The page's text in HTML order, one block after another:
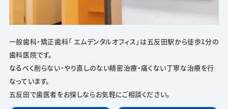
一般歯科・矯正歯科「 エムデンタルオフィス」は五反田駅から徒歩1分の
歯科医院です。
なるべく削らない・やり直しのない精密治療・痛くない丁寧な治療を行
なっています。
五反田で歯医者をお探しならお気軽にご相談ください。